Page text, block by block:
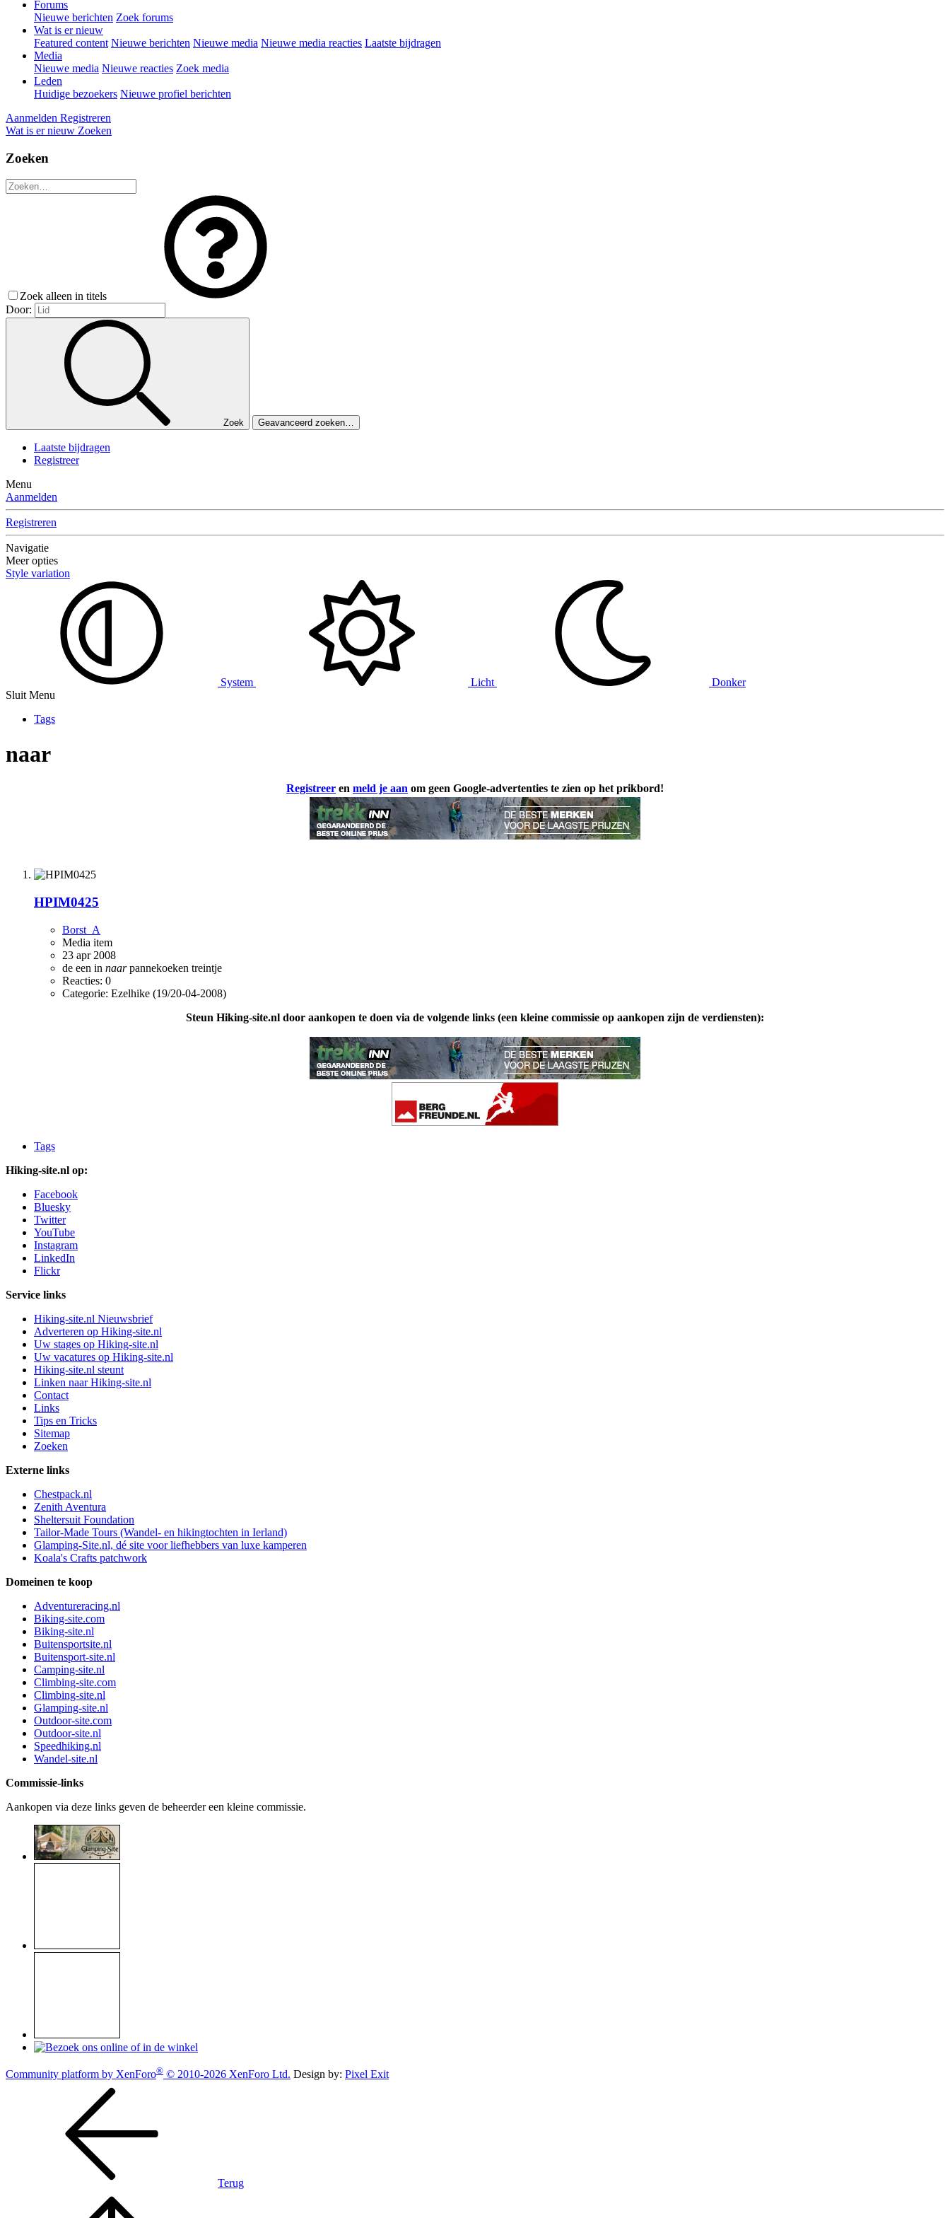
Forums
Nieuwe berichten Zoek forums
Wat is er nieuw
Featured content Nieuwe berichten Nieuwe media Nieuwe media reacties Laatste bijdragen
Media
Nieuwe media Nieuwe reacties Zoek media
Leden
Huidige bezoekers Nieuwe profiel berichten
Aanmelden Registreren
Wat is er nieuw Zoeken
Zoeken
Zoek alleen in titels
Door:
Zoek Geavanceerd zoeken…
Laatste bijdragen
Registreer
Menu
Aanmelden
Registreren
Navigatie
Meer opties
Style variation
System Licht
Donker
Sluit Menu
Tags
naar
Registreer en meld je aan om geen Google-advertenties te zien op het prikbord!
HPIM0425
Borst_A
Media item
23 apr 2008
de een in naar pannekoeken treintje
Reacties: 0
Categorie: Ezelhike (19/20-04-2008)
Steun Hiking-site.nl door aankopen te doen via de volgende links (een kleine commissie op aankopen zijn de verdiensten):
Tags
Hiking-site.nl op:
Facebook
Bluesky
Twitter
YouTube
Instagram
LinkedIn
Flickr
Service links
Hiking-site.nl Nieuwsbrief
Adverteren op Hiking-site.nl
Uw stages op Hiking-site.nl
Uw vacatures op Hiking-site.nl
Hiking-site.nl steunt
Linken naar Hiking-site.nl
Contact
Links
Tips en Tricks
Sitemap
Zoeken
Externe links
Chestpack.nl
Zenith Aventura
Sheltersuit Foundation
Tailor-Made Tours (Wandel- en hikingtochten in Ierland)
Glamping-Site.nl, dé site voor liefhebbers van luxe kamperen
Koala's Crafts patchwork
Domeinen te koop
Adventureracing.nl
Biking-site.com
Biking-site.nl
Buitensportsite.nl
Buitensport-site.nl
Camping-site.nl
Climbing-site.com
Climbing-site.nl
Glamping-site.nl
Outdoor-site.com
Outdoor-site.nl
Speedhiking.nl
Wandel-site.nl
Commissie-links
Aankopen via deze links geven de beheerder een kleine commissie.
Community platform by XenForo® © 2010-2026 XenForo Ltd. Design by: Pixel Exit
Terug